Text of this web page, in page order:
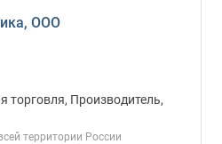
ООО
торговля, Производитель,
территории России